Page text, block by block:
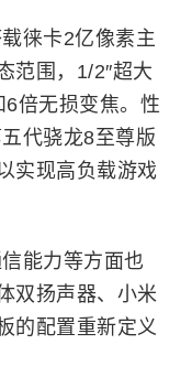
徕卡2亿像素主
范围，1/2″超大
倍无损变焦。性
代骁龙8至尊版
实现高负载游戏
能力等方面也
双扬声器、小米
的配置重新定义